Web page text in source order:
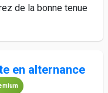
de la bonne tenue
en alternance